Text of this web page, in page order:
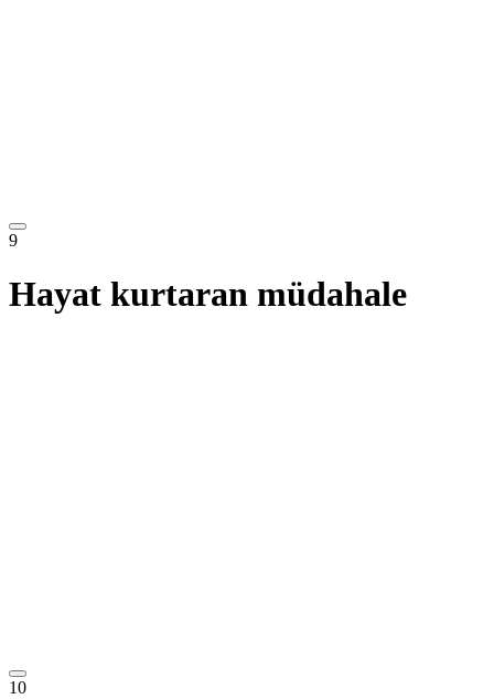
9
Hayat kurtaran müdahale
10